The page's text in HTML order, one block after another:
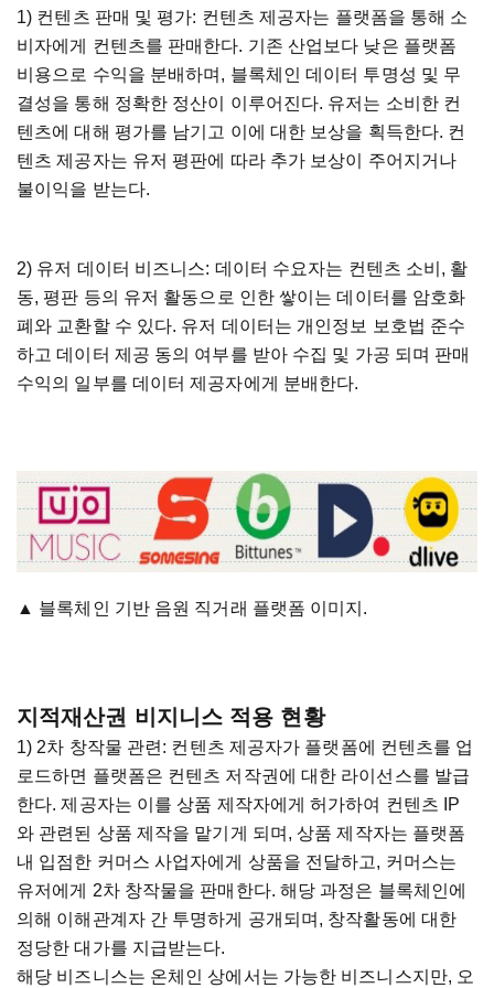
1) 컨텐츠 판매 및 평가: 컨텐츠 제공자는 플랫폼을 통해 소
비자에게 컨텐츠를 판매한다. 기존 산업보다 낮은 플랫폼
비용으로 수익을 분배하며, 블록체인 데이터 투명성 및 무
결성을 통해 정확한 정산이 이루어진다. 유저는 소비한 컨
텐츠에 대해 평가를 남기고 이에 대한 보상을 획득한다. 컨
텐츠 제공자는 유저 평판에 따라 추가 보상이 주어지거나
불이익을 받는다.
2) 유저 데이터 비즈니스: 데이터 수요자는 컨텐츠 소비, 활
동, 평판 등의 유저 활동으로 인한 쌓이는 데이터를 암호화
폐와 교환할 수 있다. 유저 데이터는 개인정보 보호법 준수
하고 데이터 제공 동의 여부를 받아 수집 및 가공 되며 판매
수익의 일부를 데이터 제공자에게 분배한다.
▲ 블록체인 기반 음원 직거래 플랫폼 이미지.
지적재산권 비지니스 적용 현황
1) 2차 창작물 관련: 컨텐츠 제공자가 플랫폼에 컨텐츠를 업
로드하면 플랫폼은 컨텐츠 저작권에 대한 라이선스를 발급
한다. 제공자는 이를 상품 제작자에게 허가하여 컨텐츠 IP
와 관련된 상품 제작을 맡기게 되며, 상품 제작자는 플랫폼
내 입점한 커머스 사업자에게 상품을 전달하고, 커머스는
유저에게 2차 창작물을 판매한다. 해당 과정은 블록체인에
의해 이해관계자 간 투명하게 공개되며, 창작활동에 대한
정당한 대가를 지급받는다.
해당 비즈니스는 온체인 상에서는 가능한 비즈니스지만, 오